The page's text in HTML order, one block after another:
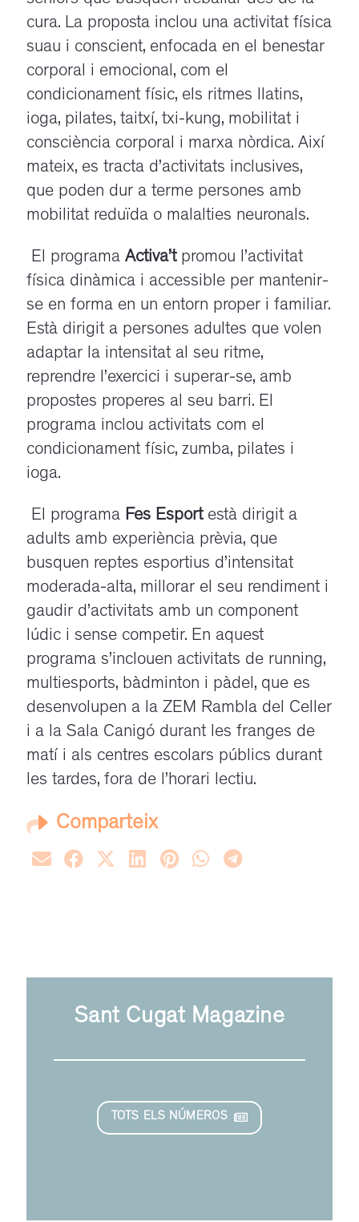
cura. La proposta inclou una activitat física
suau i conscient, enfocada en el benestar
corporal i emocional, com el
condicionament físic, els ritmes llatins,
ioga, pilates, taitxí, txi-kung, mobilitat i
consciència corporal i marxa nòrdica. Així
mateix, es tracta d’activitats inclusives,
que poden dur a terme persones amb
mobilitat reduïda o malalties neuronals.
El programa Activa’t promou l’activitat
física dinàmica i accessible per mantenir-
se en forma en un entorn proper i familiar.
Està dirigit a persones adultes que volen
adaptar la intensitat al seu ritme,
reprendre l’exercici i superar-se, amb
propostes properes al seu barri. El
programa inclou activitats com el
condicionament físic, zumba, pilates i
ioga.
El programa Fes Esportestà dirigit a
adults amb experiència prèvia, que
busquen reptes esportius d’intensitat
moderada-alta, millorar el seu rendiment i
gaudir d’activitats amb un component
lúdic i sense competir. En aquest
programa s’inclouen activitats de running,
multiesports, bàdminton i pàdel, que es
desenvolupen a la ZEM Rambla del Celler
i a la Sala Canigó durant les franges de
matí i als centres escolars públics durant
les tardes, fora de l’horari lectiu.
Comparteix
Sant Cugat Magazine
TOTS ELS NÚMEROS